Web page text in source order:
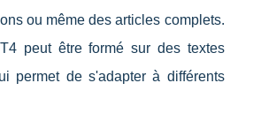
ou même des articles complets.
peut être formé sur des textes
permet de s'adapter à différents